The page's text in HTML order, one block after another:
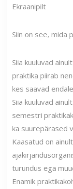
Ekraanipilt
Siin on see, mida
Siia kuuluvad
praktika piirab
kes saavad
Siia kuuluvad
semestri
ka suurepärased
Kaasatud on
turundus ega
Enamik